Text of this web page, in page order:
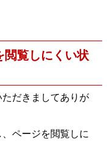
閲覧しにくい状
だきましてありが
ページを閲覧しに